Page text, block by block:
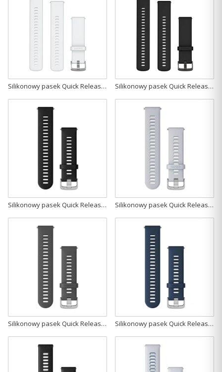
Silikonowy pasek Quick Release 22mm - Mleczny kwarc [010-13256-20] Silikonowy pasek Quick Release 22mm - Czarny [010-13256-21]
Silikonowy pasek Quick Release 22mm- czarny ze srebrnym zapięciem [010-11251-3A] Silikonowy pasek Quick Release 22mm- biały ze srebrnym zapięciem [010-11251-3B]
Silikonowy pasek Quick Release 22mm- szary ze srebrnym zapięciem [010-11251-3C] Silikonowy pasek Quick Release 22mm- ciemnoniebieski ze srebrnym zapięciem [010-11251-3D]